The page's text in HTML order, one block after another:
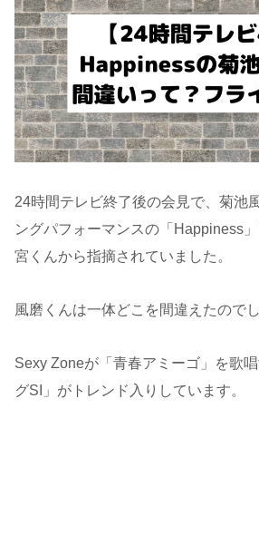
24時間テレビ終了後の会見で、菊池
ングパフォーマンスの「Happiness
宮くんから指摘されていました。
風磨くんは一体どこを間違えたので
Sexy Zoneが「青春アミーゴ」を歌
グSI」がトレンド入りしています。